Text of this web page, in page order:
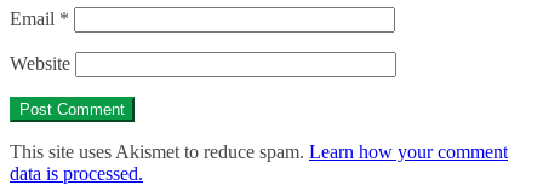
Email *
Website
This site uses Akismet to reduce spam. Learn how your comment
data is processed.